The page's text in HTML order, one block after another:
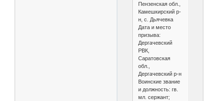
Пензенская обл.,
Камешкирский р-
н, с. Дьячевка
Дата и место
призыва:
Дергачевский
РВК,
Саратовская
обл.,
Дергачевский р-н
Воинские звание
и должность: гв.
мл. сержант;